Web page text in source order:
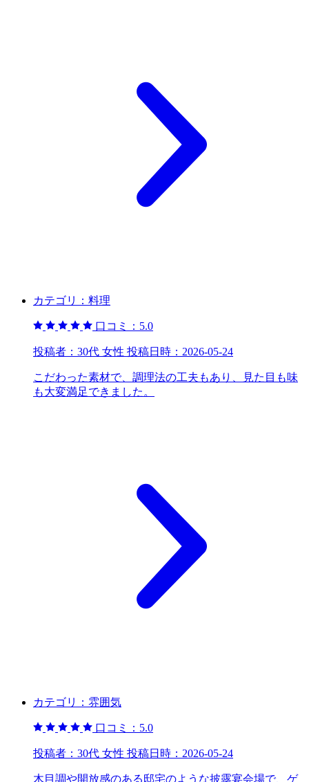
カテゴリ： 料理
口コミ： 5.0
投稿者： 30代 女性 投稿日時： 2026-05-24
こだわった素材で、調理法の工夫もあり、見た目も味
も大変満足できました。
カテゴリ： 雰囲気
口コミ： 5.0
投稿者： 30代 女性 投稿日時： 2026-05-24
木目調や開放感のある邸宅のような披露宴会場で、ゲ